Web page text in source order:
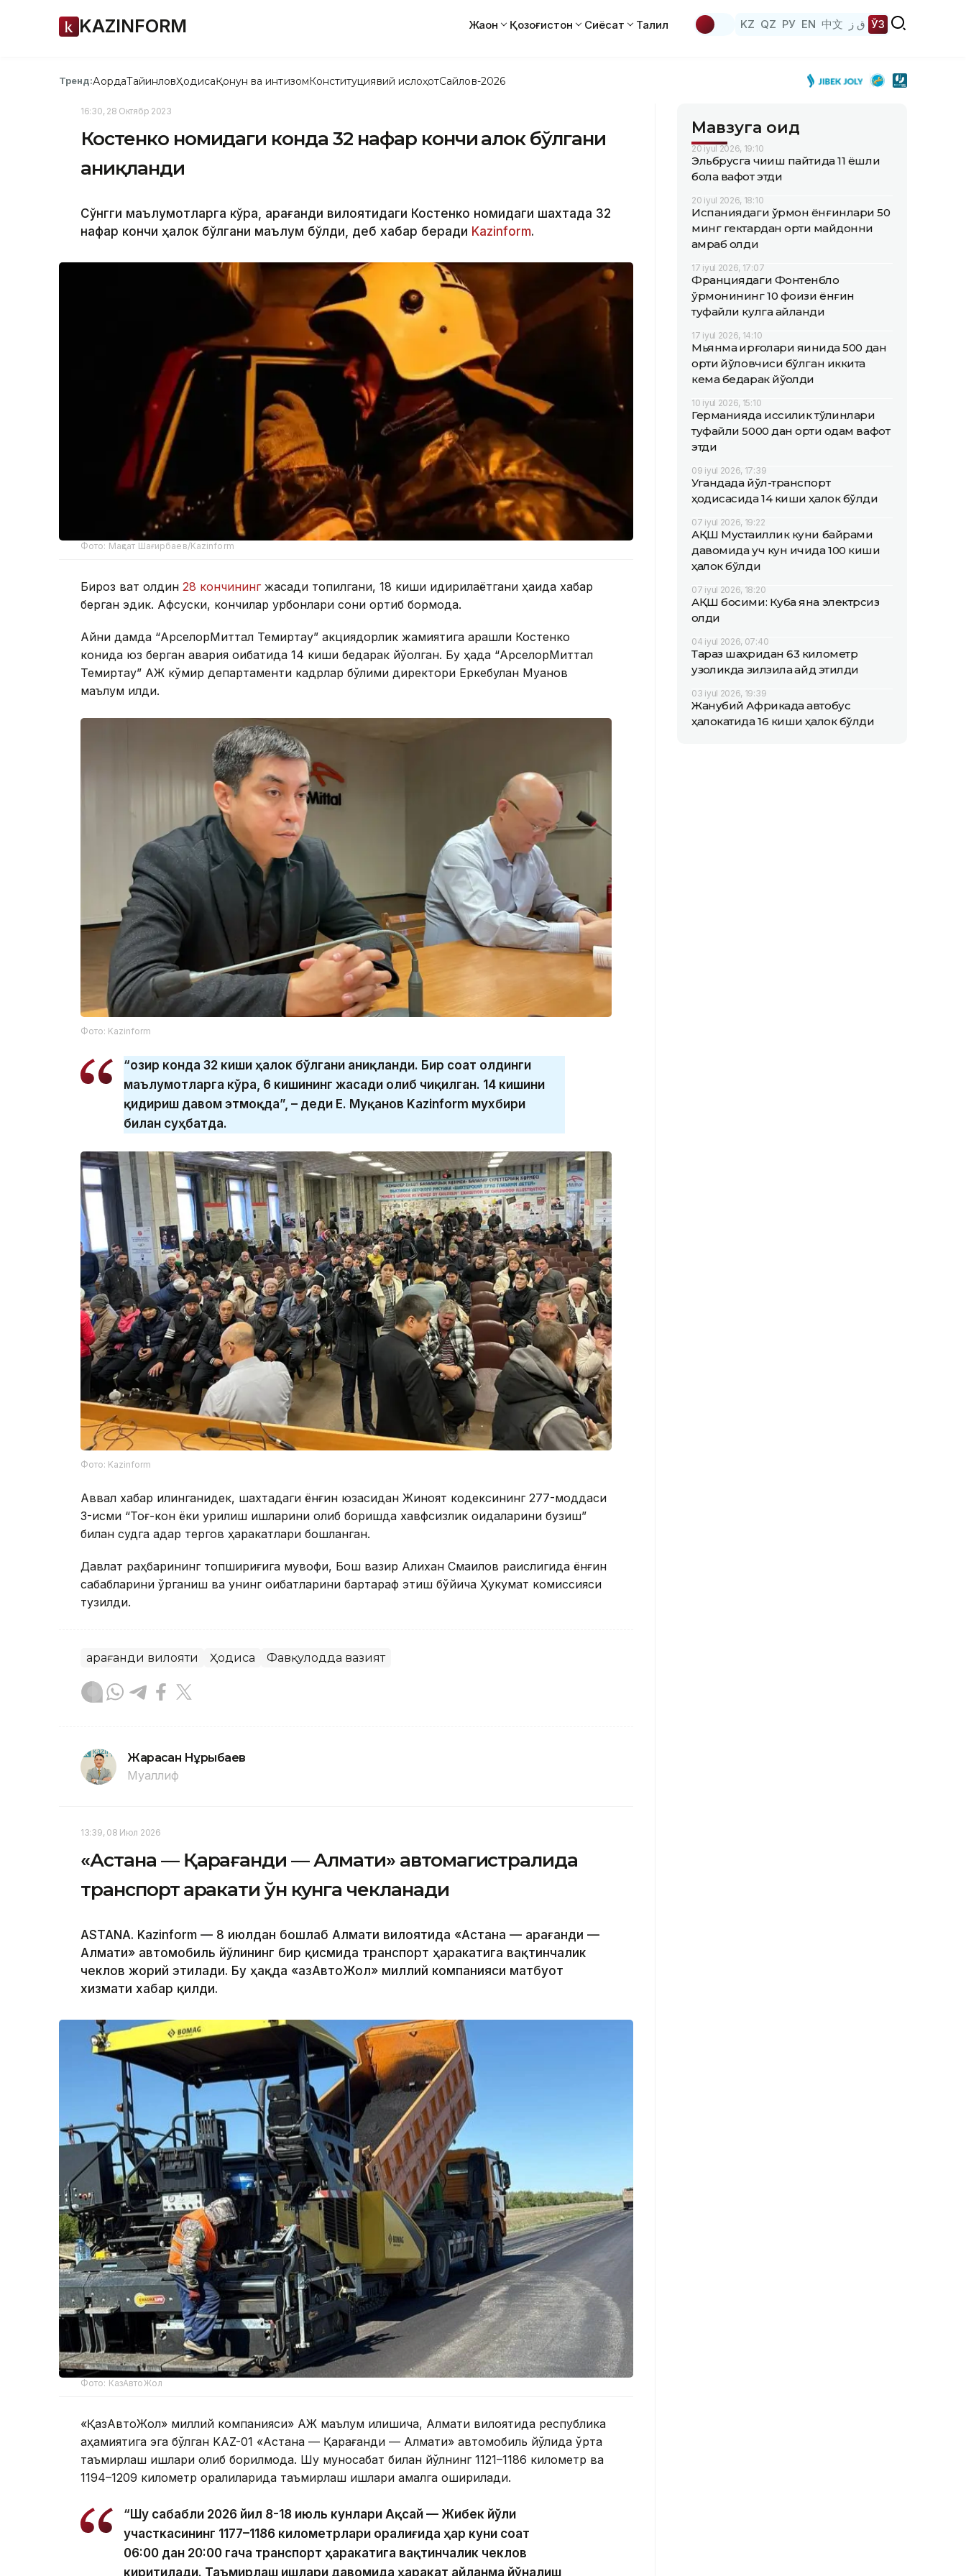
KAZINFORM Жаҳон Қозоғистон Сиёсат Таҳлил KZ QZ РУ EN 中文 ق ز ЎЗ
Тренд:АқордаТайинловҲодисаҚонун ва интизомКонституциявий ислоҳотСайлов-2026
16:30, 28 Октябр 2023
Костенко номидаги конда 32 нафар кончи ҳалок бўлгани
аниқланди
Сўнгги маълумотларга кўра, Қарағанди вилоятидаги Костенко номидаги шахтада 32
нафар кончи ҳалок бўлгани маълум бўлди, деб хабар беради Kazinform.
Фото: Мақсат Шағирбаев/Kazinform
Бироз вақт олдин 28 кончинингжасади топилгани, 18 киши қидирилаётгани ҳақида хабар
берган эдик. Афсуски, кончилар қурбонлари сони ортиб бормоқда.
Айни дамда “АрcелорМиттал Темиртау” акциядорлик жамиятига қарашли Костенко
конида юз берган авария оқибатида 14 киши бедарак йўқолган. Бу ҳақда “АрcелорМиттал
Темиртау” АЖ кўмир департаменти кадрлар бўлими директори Еркебулан Муқанов
маълум қилди.
Фото: Kazinform
“Ҳозир конда 32 киши ҳалок бўлгани аниқланди. Бир соат олдинги
маълумотларга кўра, 6 кишининг жасади олиб чиқилган. 14 кишини
қидириш давом этмоқда”, – деди Е. Муқанов Kazinform мухбири
билан суҳбатда.
Фото: Kazinform
Аввал хабар қилинганидек, шахтадаги ёнғин юзасидан Жиноят кодексининг 277-моддаси
3-қисми “Тоғ-кон ёки қурилиш ишларини олиб боришда хавфсизлик қоидаларини бузиш”
билан судга қадар тергов ҳаракатлари бошланган.
Давлат раҳбарининг топшириғига мувофиқ, Бош вазир Алихан Смаилов раислигида ёнғин
сабабларини ўрганиш ва унинг оқибатларини бартараф этиш бўйича Ҳукумат комиссияси
тузилди.
Қарағанди вилояти Ҳодиса Фавқулодда вазият
Жарасқан Нұрыбаев
Муаллиф
13:39, 08 Июл 2026
«Астана — Қарағанди — Алмати» автомагистралида
транспорт ҳаракати ўн кунга чекланади
ASTANA. Kazinform — 8 июлдан бошлаб Алмати вилоятида «Астана — Қарағанди —
Алмати» автомобиль йўлининг бир қисмида транспорт ҳаракатига вақтинчалик
чеклов жорий этилади. Бу ҳақда «ҚазАвтоЖол» миллий компанияси матбуот
хизмати хабар қилди.
Фото: КазАвтоЖол
«ҚазАвтоЖол» миллий компанияси» АЖ маълум қилишича, Алмати вилоятида республика
аҳамиятига эга бўлган KAZ-01 «Астана — Қарағанди — Алмати» автомобиль йўлида ўрта
таъмирлаш ишлари олиб борилмоқда. Шу муносабат билан йўлнинг 1121–1186 километр ва
1194–1209 километр оралиқларида таъмирлаш ишлари амалга оширилади.
“Шу сабабли 2026 йил 8-18 июль кунлари Ақсай — Жибек йўли
участкасининг 1177–1186 километрлари оралиғида ҳар куни соат
06:00 дан 20:00 гача транспорт ҳаракатига вақтинчалик чеклов
киритилади. Таъмирлаш ишлари давомида ҳаракат айланма йўналиш
Мавзуга оид
20 iyul 2026, 19:10
Эльбрусга чиқиш пайтида 11 ёшли
бола вафот этди
20 iyul 2026, 18:10
Испаниядаги ўрмон ёнғинлари 50
минг гектардан ортиқ майдонни
қамраб олди
17 iyul 2026, 17:07
Франциядаги Фонтенбло
ўрмонининг 10 фоизи ёнғин
туфайли кулга айланди
17 iyul 2026, 14:10
Мьянма қирғоқлари яқинида 500 дан
ортиқ йўловчиси бўлган иккита
кема бедарак йўқолди
10 iyul 2026, 15:10
Германияда иссиқлик тўлқинлари
туфайли 5000 дан ортиқ одам вафот
этди
09 iyul 2026, 17:39
Угандада йўл-транспорт
ҳодисасида 14 киши ҳалок бўлди
07 iyul 2026, 19:22
АҚШ Мустақиллик куни байрами
давомида уч кун ичида 100 киши
ҳалок бўлди
07 iyul 2026, 18:20
АҚШ босими: Куба яна электрсиз
қолди
04 iyul 2026, 07:40
Тараз шаҳридан 63 километр
узоқликда зилзила қайд этилди
03 iyul 2026, 19:39
Жанубий Африкада автобус
ҳалокатида 16 киши ҳалок бўлди